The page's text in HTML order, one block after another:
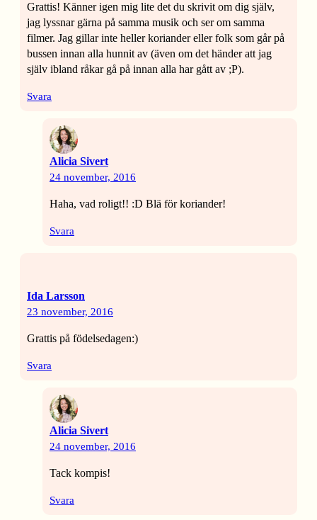
Grattis! Känner igen mig lite det du skrivit om dig själv,
jag lyssnar gärna på samma musik och ser om samma
filmer. Jag gillar inte heller koriander eller folk som går på
bussen innan alla hunnit av (även om det händer att jag
själv ibland råkar gå på innan alla har gått av ;P).
Svara
Alicia Sivert
24 november, 2016
Haha, vad roligt!! :D Blä för koriander!
Svara
Ida Larsson
23 november, 2016
Grattis på födelsedagen:)
Svara
Alicia Sivert
24 november, 2016
Tack kompis!
Svara